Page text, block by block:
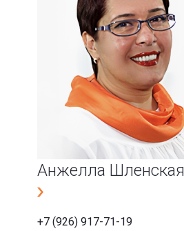
Анжелла Шленская
+7 (926) 917-71-19